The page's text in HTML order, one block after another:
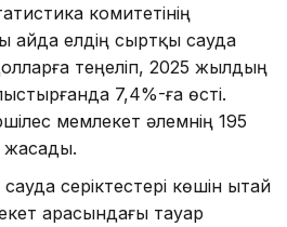
комитетінің
айда елдің сыртқы сауда
теңеліп, 2025 жылдың
7,4%-ға өсті.
мемлекет әлемнің 195
жасады.
серіктестері көшін Қытай
арасындағы тауар